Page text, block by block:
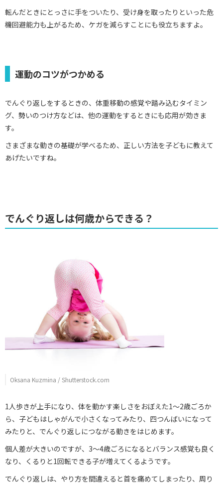
転んだときにとっさに手をついたり、受け身を取ったりといった危
機回避能力も上がるため、ケガを減らすことにも役立ちますよ。
運動のコツがつかめる
でんぐり返しをするときの、体重移動の感覚や踏み込むタイミン
グ、勢いのつけ方などは、他の運動をするときにも応用が効きま
す。
さまざまな動きの基礎が学べるため、正しい方法を子どもに教えて
あげたいですね。
でんぐり返しは何歳からできる？
Oksana Kuzmina / Shutterstock.com
1人歩きが上手になり、体を動かす楽しさをおぼえた1～2歳ごろか
ら、子どもはしゃがんで小さくなってみたり、四つんばいになって
みたりと、でんぐり返しにつながる動きをはじめます。
個人差が大きいのですが、3～4歳ごろになるとバランス感覚も良く
なり、くるりと1回転できる子が増えてくるようです。
でんぐり返しは、やり方を間違えると首を痛めてしまったり、周り